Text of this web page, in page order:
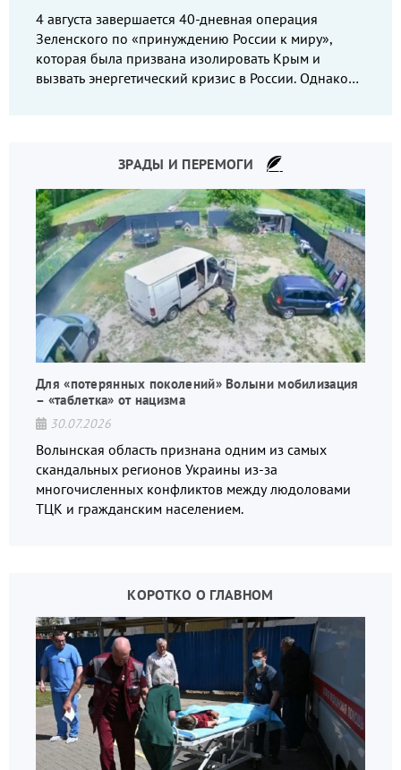
4 августа завершается 40-дневная операция
Зеленского по «принуждению России к миру»,
которая была призвана изолировать Крым и
вызвать энергетический кризис в России. Однако
ЗРАДЫ И ПЕРЕМОГИ
Для «потерянных поколений» Волыни мобилизация
– «таблетка» от нацизма
30.07.2026
Волынская область признана одним из самых
скандальных регионов Украины из-за
многочисленных конфликтов между людоловами
ТЦК и гражданским населением.
КОРОТКО О ГЛАВНОМ